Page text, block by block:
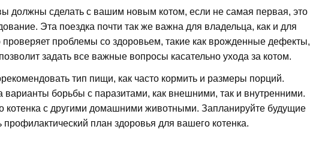
должны сделать с вашим новым котом, если не самая первая, это
Эта поездка почти так же важна для владельца, как и для
проверяет проблемы со здоровьем, такие как врожденные дефекты,
задать все важные вопросы касательно ухода за котом.
тип пищи, как часто кормить и размеры порций.
варианты борьбы с паразитами, как внешними, так и внутренними.
котенка с другими домашними животными. Запланируйте будущие
план здоровья для вашего котенка.